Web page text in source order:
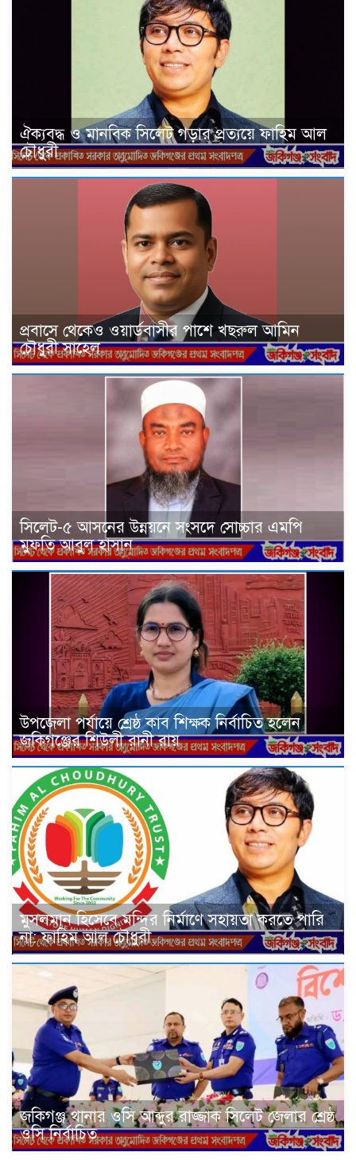
ঐক্যবদ্ধ ও মানবিক সিলেট গড়ার প্রত্যয়ে ফাহিম আল
চৌধুরী
প্রবাসে থেকেও ওয়ার্ডবাসীর পাশে খছরুল আমিন
চৌধুরী সাহেল
সিলেট-৫ আসনের উন্নয়নে সংসদে সোচ্চার এমপি
মুফতি আবুল হাসান
উপজেলা পর্যায়ে শ্রেষ্ঠ কাব শিক্ষক নির্বাচিত হলেন
জকিগঞ্জের শিউলী রানী রায়
মুসলমান হিসেবে মন্দির নির্মাণে সহায়তা করতে পারি
না: ফাহিম আল চৌধুরী
জকিগঞ্জ থানার ওসি আব্দুর রাজ্জাক সিলেট জেলার শ্রেষ্ঠ
ওসি নির্বাচিত